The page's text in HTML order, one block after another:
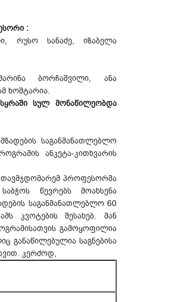
:
რუსო სანაძე, იზაბელა
ბორჩაშვილი, ანა
ხოშტარია.
სულ მონაწილეობდა
საგანმანათლებლო
ანკეტა-კითხვარის
პროფესორმა
წევრებს მოახსენა
საგანმანათლებლო 60
კვოტების შესახებ. მან
გამოყოფილია
განაწილებულია საგნებისა
კერძოდ,